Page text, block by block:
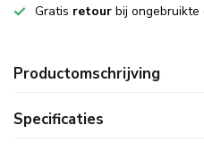
Gratis retour bij ongebruikte
Productomschrijving
Specificaties